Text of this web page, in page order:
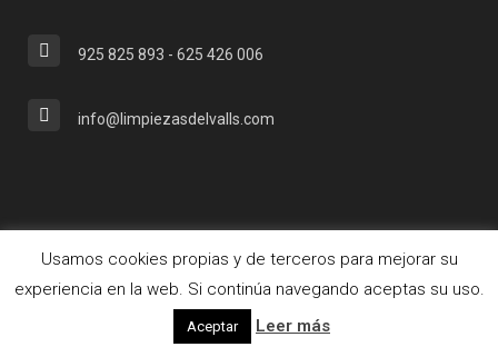
925 825 893 - 625 426 006
info@limpiezasdelvalls.com
Política de privacidad
Usamos cookies propias y de terceros para mejorar su
experiencia en la web. Si continúa navegando aceptas su uso.
Aceptar Leer más